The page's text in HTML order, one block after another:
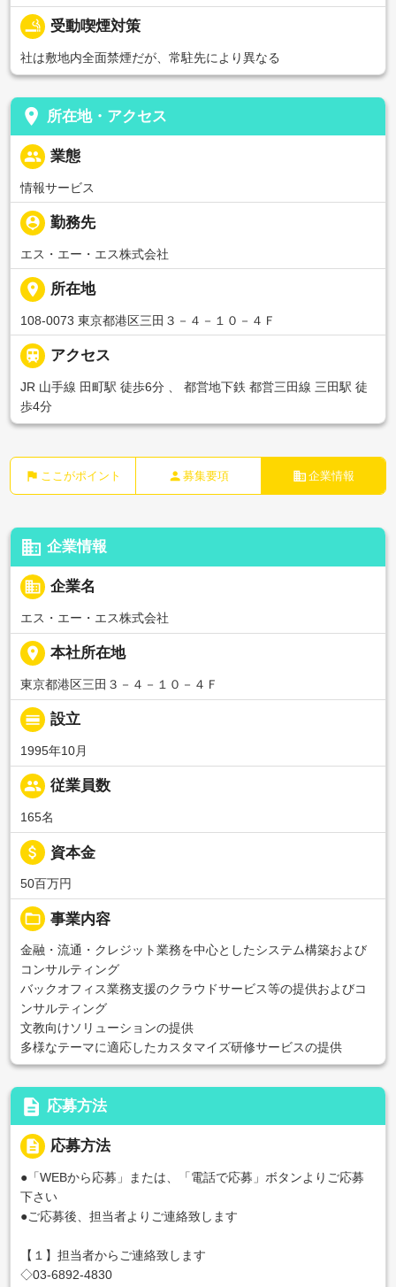
smoking_rooms 受動喫煙対策
社は敷地内全面禁煙だが、常駐先により異なる
place 所在地・アクセス
people 業態
情報サービス
person_pin 勤務先
エス・エー・エス株式会社
place 所在地
108-0073 東京都港区三田３－４－１０－４Ｆ
 アクセス
JR 山手線 田町駅 徒歩6分 、 都営地下鉄 都営三田線 三田駅 徒
歩4分
flag ここがポイント person 募集要項 business 企業情報
business 企業情報
business 企業名
エス・エー・エス株式会社
place 本社所在地
東京都港区三田３－４－１０－４Ｆ
calendar_view_day 設立
1995年10月
people 従業員数
165名
attach_money 資本金
50百万円
folder_open 事業内容
金融・流通・クレジット業務を中心としたシステム構築および
コンサルティング
バックオフィス業務支援のクラウドサービス等の提供およびコ
ンサルティング
文教向けソリューションの提供
多様なテーマに適応したカスタマイズ研修サービスの提供
description 応募方法
description 応募方法
●「WEBから応募」または、「電話で応募」ボタンよりご応募
下さい
●ご応募後、担当者よりご連絡致します
【１】担当者からご連絡致します
◇03-6892-4830